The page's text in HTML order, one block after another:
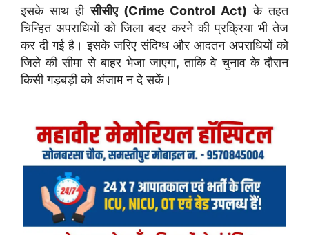
इसके साथ हीसीसीए (Crime Control Act) के तहत
चिन्हित अपराधियों को जिला बदर करने की प्रक्रिया भी तेज
कर दी गई है। इसके जरिए संदिग्ध और आदतन अपराधियों को
जिले की सीमा से बाहर भेजा जाएगा, ताकि वे चुनाव के दौरान
किसी गड़बड़ी को अंजाम न दे सकें।